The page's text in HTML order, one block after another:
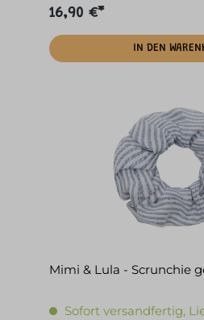
16,90 €*
IN DEN
Mimi & Lula - Scrunchie
Sofort versandfertig,